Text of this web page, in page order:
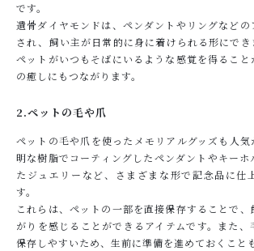
です。
遺骨ダイヤモンドは、ペンダントやリングなどの
され、飼い主が日常的に身に着けられる形にでき
ペットがいつもそばにいるような感覚を得ること
の癒しにもつながります。
2.ペットの毛や爪
ペットの毛や爪を使ったメモリアルグッズも人
明な樹脂でコーティングしたペンダントやキーホ
たジュエリーなど、さまざまな形で記念品に仕
す。
これらは、ペットの一部を直接保存することで
がりを感じることができるアイテムです。また、
保存しやすいため、生前に準備を進めておくこと